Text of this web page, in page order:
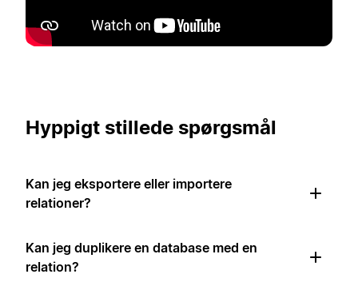
Hyppigt stillede spørgsmål
Kan jeg eksportere eller importere
relationer?
Kan jeg duplikere en database med en
relation?